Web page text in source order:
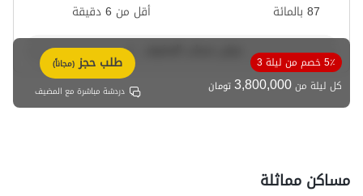
87 بالمائة
أقل من 6 دقيقة
5٪ خصم من ليلة 3
كل ليلة من3,800,000تومان
طلب حجز (مجاناً)
دردشة مباشرة مع المضيف
مساكن مماثلة